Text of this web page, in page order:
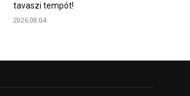
tavaszi tempót!
2026.08.04.